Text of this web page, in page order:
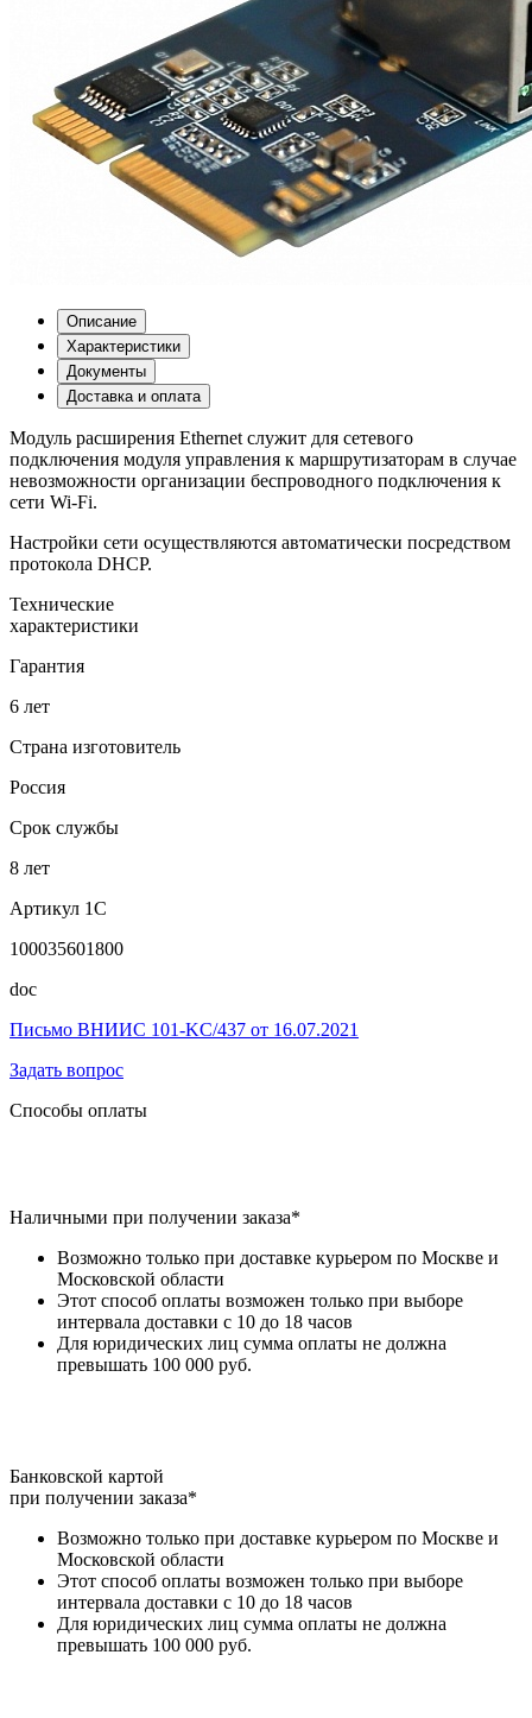
Описание
Характеристики
Документы
Доставка и оплата
Модуль расширения Ethernet служит для сетевого
подключения модуля управления к маршрутизаторам в случае
невозможности организации беспроводного подключения к
сети Wi-Fi.
Настройки сети осуществляются автоматически посредством
протокола DHCP.
Технические
характеристики
Гарантия
6 лет
Страна изготовитель
Россия
Срок службы
8 лет
Артикул 1С
100035601800
doc
Письмо ВНИИС 101-KC/437 от 16.07.2021
Задать вопрос
Способы оплаты
Наличными при получении заказа*
Возможно только при доставке курьером по Москве и
Московской области
Этот способ оплаты возможен только при выборе
интервала доставки с 10 до 18 часов
Для юридических лиц сумма оплаты не должна
превышать 100 000 руб.
Банковской картой
при получении заказа*
Возможно только при доставке курьером по Москве и
Московской области
Этот способ оплаты возможен только при выборе
интервала доставки с 10 до 18 часов
Для юридических лиц сумма оплаты не должна
превышать 100 000 руб.